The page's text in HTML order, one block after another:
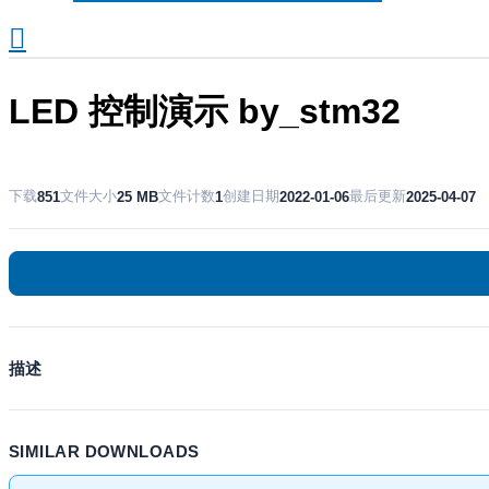
搜
LED 控制演示 by_stm32
下载851文件大小25 MB文件计数1创建日期2022-01-06最后更新2025-04-07
描述
SIMILAR DOWNLOADS